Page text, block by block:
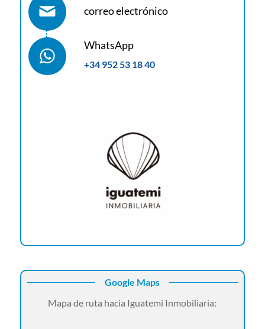
correo electrónico
WhatsApp
+34 952 53 18 40
Google Maps
Mapa de ruta hacia Iguatemi Inmobiliaria: